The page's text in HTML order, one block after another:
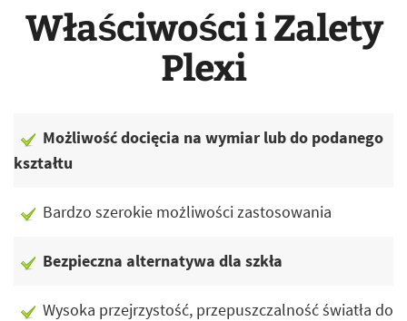
Właściwości i Zalety
Plexi
Możliwość docięcia na wymiar lub do podanego
kształtu
Bardzo szerokie możliwości zastosowania
Bezpieczna alternatywa dla szkła
Wysoka przejrzystość, przepuszczalność światła do